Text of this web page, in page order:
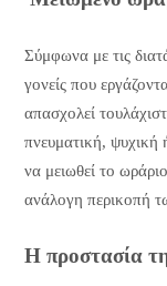
Σύμφωνα με τις
γονείς που
απασχολεί
πνευματική,
να μειωθεί το
ανάλογη περικοπή
Η προστασία